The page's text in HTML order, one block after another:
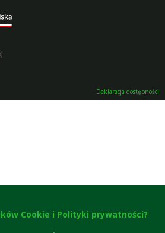
Deklaracja dostępności
Cookie i Polityki prywatności?